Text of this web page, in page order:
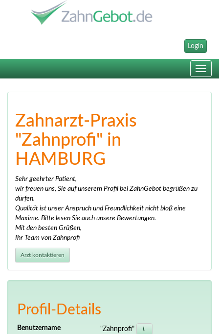
Login
Toggle
Zahnarzt-Praxis
"Zahnprofi" in
HAMBURG
Sehr geehrter Patient,
wir freuen uns, Sie auf unserem Profil bei ZahnGebot begrüßen zu
dürfen.
Qualität ist unser Anspruch und Freundlichkeit nicht bloß eine
Maxime. Bitte lesen Sie auch unsere Bewertungen.
Mit den besten Grüßen,
Ihr Team von Zahnprofi
Arzt kontaktieren
Profil-Details
Benutzername
"Zahnprofi"